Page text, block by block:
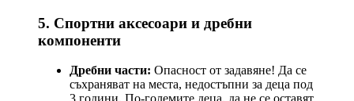
5. Спортни аксесоари и дребни
компоненти
Дребни части: Опасност от задавяне! Да се
съхраняват на места, недостъпни за деца под